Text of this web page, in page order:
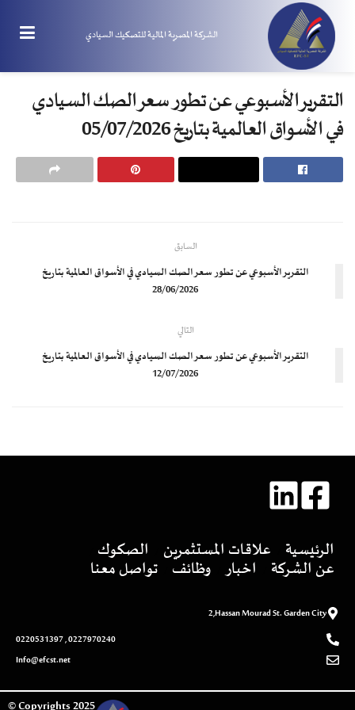
الشركة المصرية المالية للتصكيك السيادي
التقرير الأسبوعي عن تطور سعر الصك السيادي
في الأسواق العالمية بتاريخ 05/07/2026
السابق
التقرير الأسبوعي عن تطور سعر الصك السيادي في الأسواق العالمية بتاريخ
28/06/2026
التالي
التقرير الأسبوعي عن تطور سعر الصك السيادي في الأسواق العالمية بتاريخ
12/07/2026
الرئيسية علاقات المستثمرين الصكوك
عن الشركة اخبار وظائف تواصل معنا
2,Hassan Mourad St. Garden City
0227970240 , 0220531397
Info@efcst.net